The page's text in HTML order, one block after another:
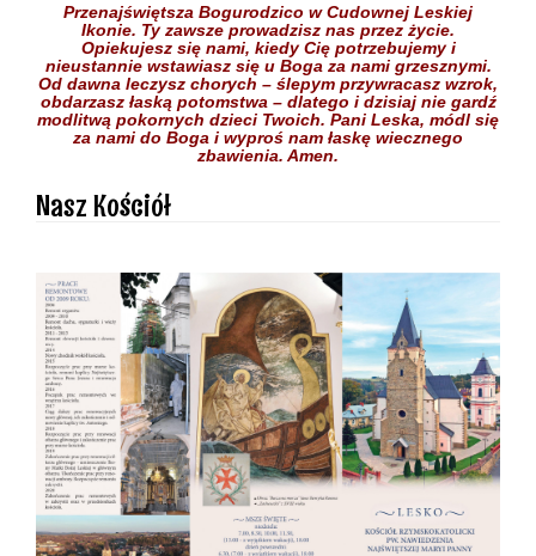
Przenajświętsza Bogurodzico w Cudownej Leskiej
Ikonie. Ty zawsze prowadzisz nas przez życie.
Opiekujesz się nami, kiedy Cię potrzebujemyi
nieustannie wstawiasz się u Boga za nami grzesznymi.
Od dawna leczysz chorych – ślepym przywracasz wzrok,
obdarzasz łaską potomstwa – dlatego i dzisiaj nie gardź
modlitwą pokornych dzieci Twoich. Pani Leska, módl się
za nami do Boga i wyproś nam łaskę wiecznego
zbawienia. Amen.
Nasz Kościół